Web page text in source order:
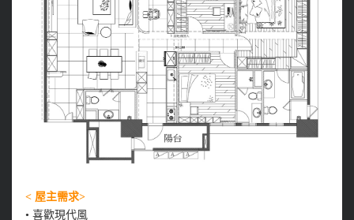
< 屋主需求>
• 喜歡現代風